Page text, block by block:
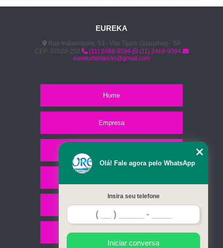
EUREKA
Rua Indianópolis, 53 - Vila Tijuco Guarulhos - SP
CEP: 07020-250
(11) 2468-9594
(11) 2468-9594
eurekafantasias@gmail.com
Home
Empresa
Contato
Mapa do site
Olá! Fale agora pelo WhatsApp
Insira seu telefone
Iniciar conversa